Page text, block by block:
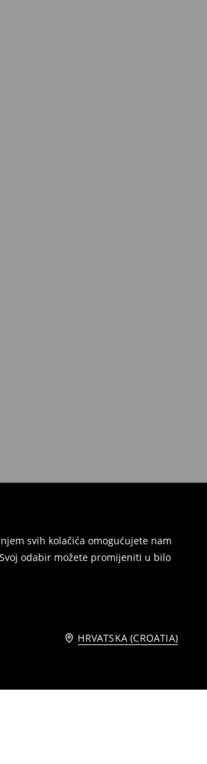
svih kolačića omogućujete nam
odabir možete promijeniti u bilo
HRVATSKA (CROATIA)